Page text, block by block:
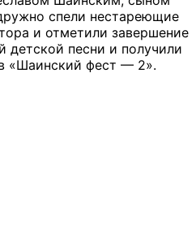
спели нестареющие
и отметили завершение
детской песни и получили
«Шаинский фест — 2».